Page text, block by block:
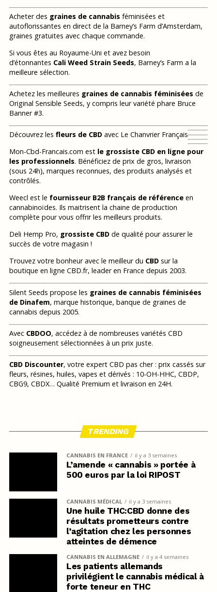
Acheter des graines de cannabis féminisées et
autoflorissantes en direct de la Barney’s Farm d’Amsterdam,
graines gratuites avec chaque commande.
Si vous êtes au Royaume-Uni et avez besoin
d’étonnantes Cali Weed Strain Seeds, Barney’s Farm a la
meilleure sélection.
Achetez les meilleures graines de cannabis féminisées de
Original Sensible Seeds, y compris leur variété phare Bruce
Banner #3.
Découvrez les fleurs de CBDavec Le Chanvrier Français
Mon-Cbd-Francais.com est le grossiste CBD en ligne pour
les professionnels. Bénéficiez de prix de gros, livraison
(sous 24h), marques reconnues, des produits analysés et
contrôlés.
Weecl est le fournisseur B2B français de référenceen
cannabinoïdes. Ils maitrisent la chaine de production
complète pour vous offrir les meilleurs produits.
Deli Hemp Pro, grossiste CBDde qualité pour assurer le
succès de votre magasin !
Trouvez votre bonheur avec le meilleur du CBDsur la
boutique en ligne CBD.fr, leader en France depuis 2003.
Silent Seeds propose les graines de cannabis féminisées
de Dinafem, marque historique, banque de graines de
cannabis depuis 2005.
Avec CBDOO, accédez à de nombreuses variétés CBD
soigneusement sélectionnées à un prix juste.
CBD Discounter, votre expert CBD pas cher : prix cassés sur
fleurs, résines, huiles, vapes et dérivés : 10-OH-HHC, CBDP,
CBG9, CBDX… Qualité Premium et livraison en 24H.
TRENDING
CANNABIS EN FRANCE il y a 3 semaines
L’amende « cannabis » portée à
500 euros par la loi RIPOST
CANNABIS MÉDICAL il y a 3 semaines
Une huile THC:CBD donne des
résultats prometteurs contre
l’agitation chez les personnes
atteintes de démence
CANNABIS EN ALLEMAGNE il y a 4 semaines
Les patients allemands
privilégient le cannabis médical à
forte teneur en THC